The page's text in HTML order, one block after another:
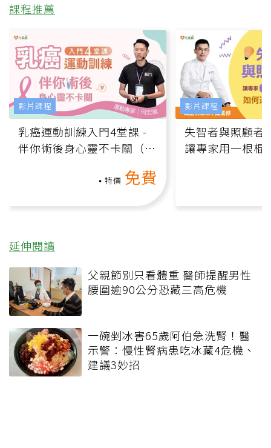
課程推薦
乳癌運動訓練入門4堂課 -
伴你術後身心靈不卡關（線
特價 免費
影片課程
失智者與照顧者
讓專家用一根棍
影片課程
延伸閱讀
父親節別只看體重 醫師提醒男性
腰圍逾90公分恐藏三高危機
一碗剉冰害65歲阿伯急洗腎！醫
示警：慢性腎病患吃冰藏4危機、
建議3妙招